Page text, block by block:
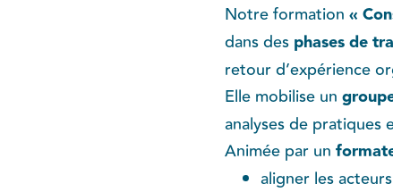
Notre formation«
dans des phases de
retour d’expérience
Elle mobilise un
analyses de pratiques
Animée par un
aligner les